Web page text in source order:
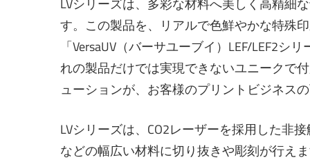
LVシリーズは、多彩な材料へ美しく高精細
す。この製品を、リアルで色鮮やかな特殊
「VersaUV（バーサユーブイ）LEF/LEF2
れの製品だけでは実現できないユニークで
ューションが、お客様のプリントビジネス
LVシリーズは、CO2レーザーを採用した非
などの幅広い材料に切り抜きや彫刻が行え